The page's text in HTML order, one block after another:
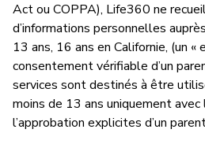
Act ou COPPA), Life360 ne
d’informations personnelles
13 ans, 16 ans en Californie, (un «
consentement vérifiable d’un
services sont destinés à être
moins de 13 ans uniquement avec
l’approbation explicites d’un